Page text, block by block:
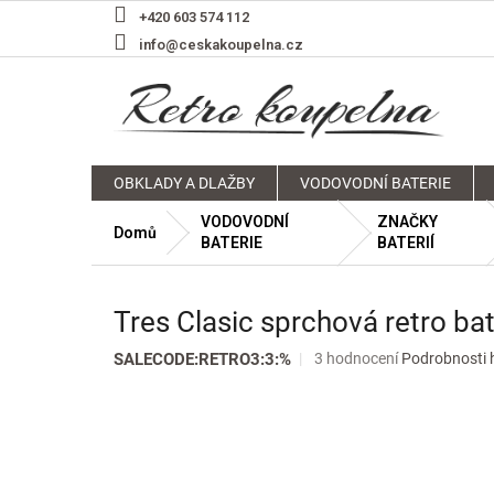
+420 603 574 112
info@ceskakoupelna.cz
OBKLADY A DLAŽBY VODOVODNÍ BATERIE
Domů
VODOVODNÍ
BATERIE
ZNAČKY
BATERIÍ
Tres Clasic sprchová retro
SALECODE:RETRO3:3:%
Průměrné
3 hodnocení Podrobnosti